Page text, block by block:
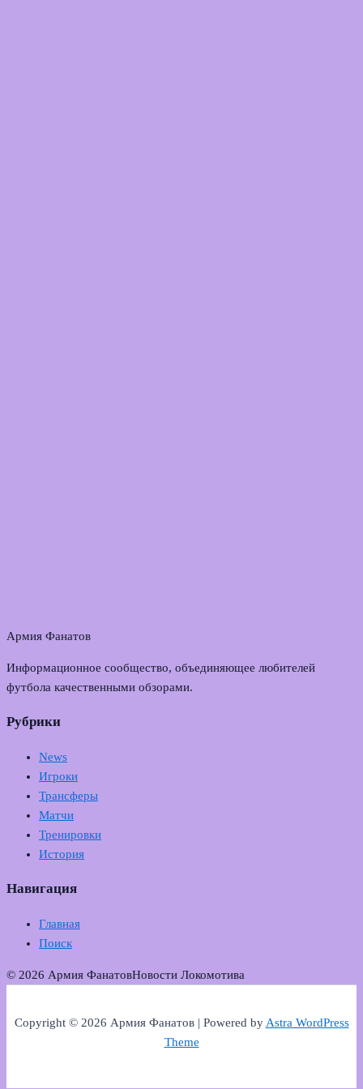
Армия Фанатов
Информационное сообщество, объединяющее любителей
футбола качественными обзорами.
Рубрики
News
Игроки
Трансферы
Матчи
Тренировки
История
Навигация
Главная
Поиск
© 2026 Армия ФанатовНовости Локомотива
Copyright © 2026 Армия Фанатов | Powered byAstra WordPress
Theme